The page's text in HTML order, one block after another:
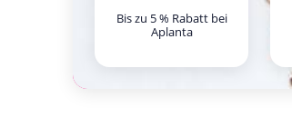
Bis zu 5 % Rabatt bei
Aplanta